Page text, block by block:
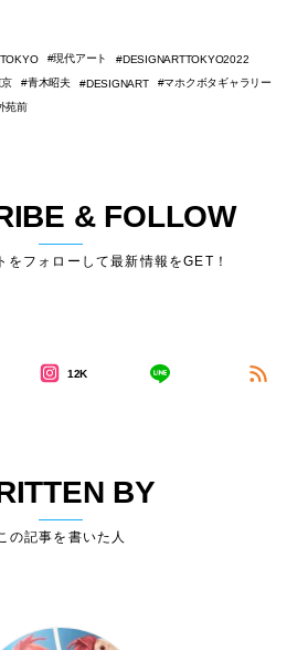
現代アート
DESIGNARTTOKYO2022
⻘木昭夫 DESIGNART
マホクボタギャラリー
苑前
& FOLLOW
フォローして最新情報をGET！
12K
BY
の記事を書いた人